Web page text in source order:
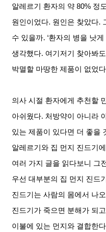
알레르기 환자의 약 80% 정
원인이었다. 원인은 찾았다.
수 있을까. ‘환자의 병을 낫
생각했다. 여기저기 찾아봐
박멸할 마땅한 제품이 없었다
의사 시절 환자에게 추천할
아쉬웠다. 처방약이 아니라
있는 제품이 있다면 더 좋을
알레르기와 집 먼지 진드기
여러 가지 글을 읽다보니 그
우선 대부분의 집 먼지 진드
진드기는 사람의 몸에서 나
진드기가 죽으면 분해가 되고
이불에 있는 먼지와 결합한다